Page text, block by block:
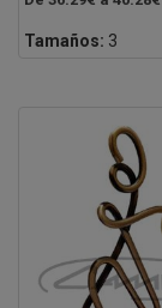
Tamaños: 3